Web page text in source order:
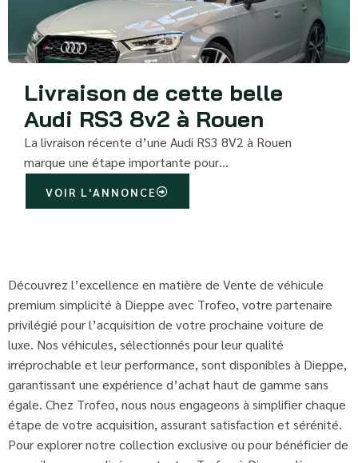
Livraison de cette belle
Audi RS3 8v2 à Rouen
La livraison récente d’une Audi RS3 8V2 à Rouen
marque une étape importante pour…
VOIR L'ANNONCE
Découvrez l’excellence en matière de Vente de véhicule
premium simplicité à Dieppe avec Trofeo, votre partenaire
privilégié pour l’acquisition de votre prochaine voiture de
luxe. Nos véhicules, sélectionnés pour leur qualité
irréprochable et leur performance, sont disponibles à Dieppe,
garantissant une expérience d’achat haut de gamme sans
égale. Chez Trofeo, nous nous engageons à simplifier chaque
étape de votre acquisition, assurant satisfaction et sérénité.
Pour explorer notre collection exclusive ou pour bénéficier de